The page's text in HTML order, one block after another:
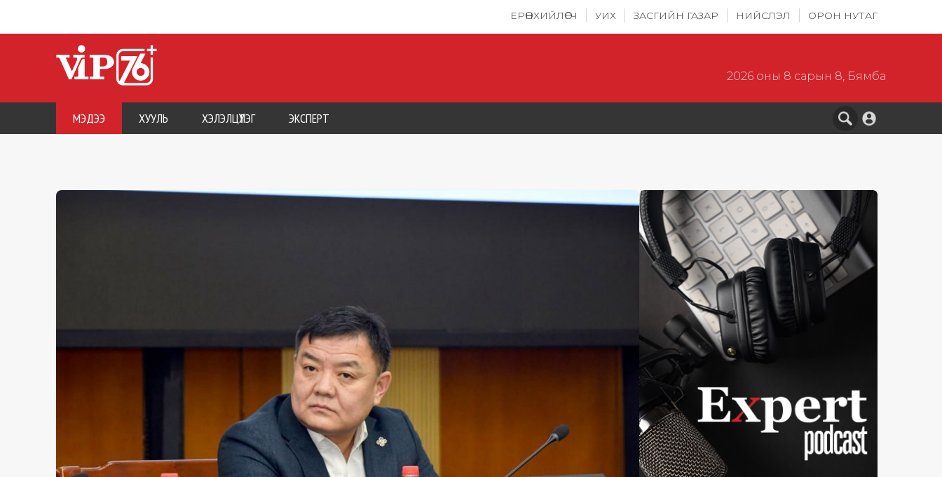
ЕРӨНХИЙЛӨГЧ УИХ ЗАСГИЙН ГАЗАР НИЙСЛЭЛ ОРОН НУТАГ
2026 оны 8 сарын 8, Бямба
МЭДЭЭ ХУУЛЬ ХЭЛЭЛЦҮҮЛЭГ ЭКСПЕРТ